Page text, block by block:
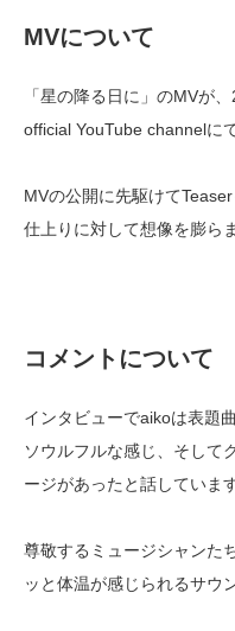
MVについて
「星の降る日に」のMVが
official YouTube channelに
MVの公開に先駆けて
仕上りに対して想像を膨ら
コメントについて
インタビューでaikoは表題
ソウルフルな感じ、そして
ージがあったと話しています
尊敬するミュージシャンた
ッと体温が感じられるサウ